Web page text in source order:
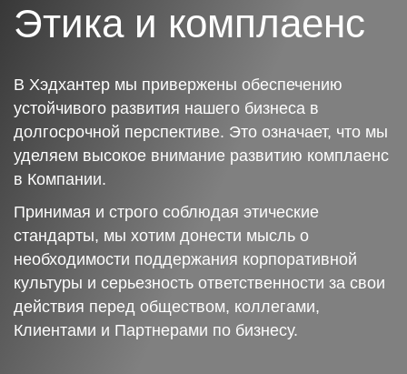
Этика и комплаенс
В Хэдхантер мы привержены обеспечению
устойчивого развития нашего бизнеса в
долгосрочной перспективе. Это означает, что мы
уделяем высокое внимание развитию комплаенс
в Компании.
Принимая и строго соблюдая этические
стандарты, мы хотим донести мысль о
необходимости поддержания корпоративной
культуры и серьезность ответственности за свои
действия перед обществом, коллегами,
Клиентами и Партнерами по бизнесу.